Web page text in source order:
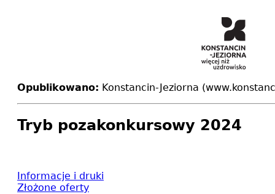
Opublikowano: Konstancin-Jeziorna
Tryb pozakonkursowy 2024
Informacje i druki
Złożone oferty